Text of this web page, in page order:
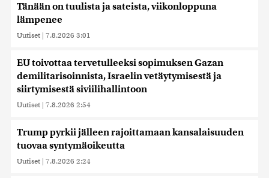
Tänään on tuulista ja sateista, viikonloppuna
lämpenee
Uutiset | 7.8.2026 3:01
EU toivottaa tervetulleeksi sopimuksen Gazan
demilitarisoinnista, Israelin vetäytymisestä ja
siirtymisestä siviilihallintoon
Uutiset | 7.8.2026 2:54
Trump pyrkii jälleen rajoittamaan kansalaisuuden
tuovaa syntymäoikeutta
Uutiset | 7.8.2026 2:24